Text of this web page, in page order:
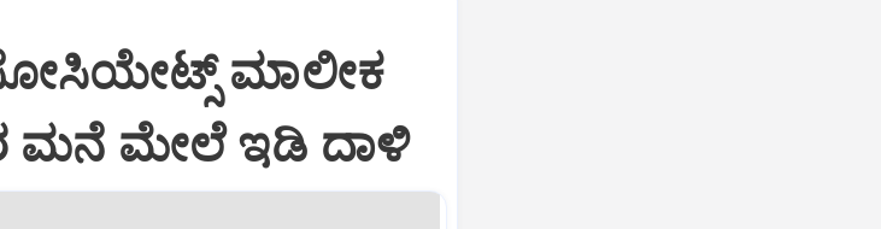
ಮಾಲೀಕ
ಮನೆ ಮೇಲೆ ಇಡಿ‌ ದಾಳಿ